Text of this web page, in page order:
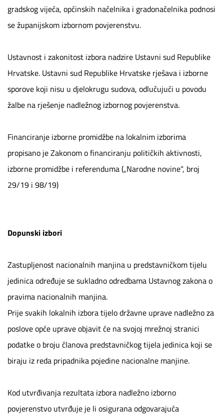
gradskog vijeća, općinskih načelnika i gradonačelnika podnosi
se županijskom izbornom povjerenstvu.
Ustavnost i zakonitost izbora nadzire Ustavni sud Republike
Hrvatske. Ustavni sud Republike Hrvatske rješava i izborne
sporove koji nisu u djelokrugu sudova, odlučujući u povodu
žalbe na rješenje nadležnog izbornog povjerenstva.
Financiranje izborne promidžbe na lokalnim izborima
propisano je Zakonom o financiranju političkih aktivnosti,
izborne promidžbe i referenduma („Narodne novine“, broj
29/19 i 98/19)
Dopunski izbori
Zastupljenost nacionalnih manjina u predstavničkom tijelu
jedinica određuje se sukladno odredbama Ustavnog zakona o
pravima nacionalnih manjina.
Prije svakih lokalnih izbora tijelo državne uprave nadležno za
poslove opće uprave objavit će na svojoj mrežnoj stranici
podatke o broju članova predstavničkog tijela jedinica koji se
biraju iz reda pripadnika pojedine nacionalne manjine.
Kod utvrđivanja rezultata izbora nadležno izborno
povjerenstvo utvrđuje je li osigurana odgovarajuća